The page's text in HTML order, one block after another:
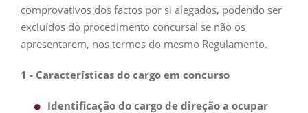
comprovativos dos factos por si alegados, podendo ser
excluídos do procedimento concursal se não os
apresentarem, nos termos do mesmo Regulamento.
1 - Características do cargo em concurso
Identificação do cargo de direção a ocupar